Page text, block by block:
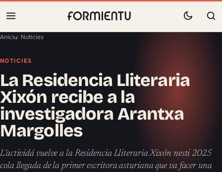
Aniciu/ Noticies
NOTICIES
La Residencia Lliteraria
Xixón recibe a la
investigadora Arantxa
Margolles
L’actividá vuelve a la Residencia Lliteraria Xixón nesti 2025
cola llegada de la primer escritora asturiana que va facer una